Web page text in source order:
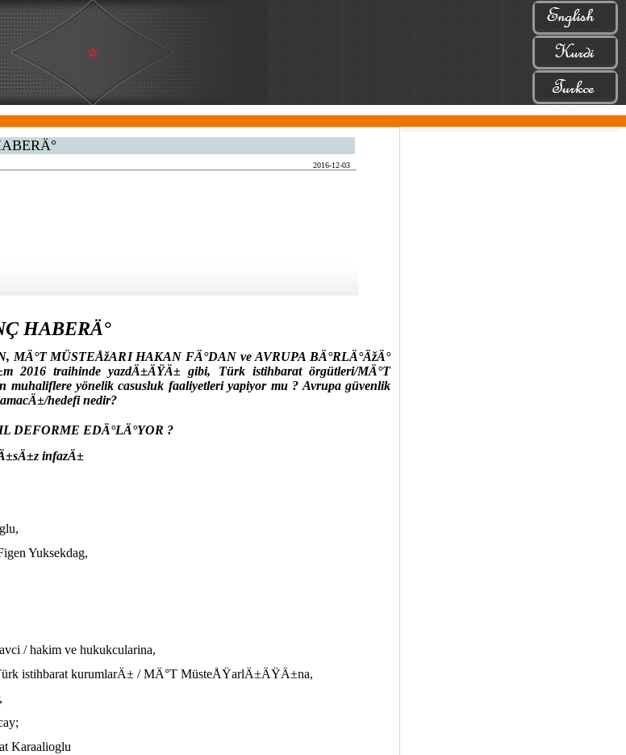
2016-12-03
HABERÄ°
MÄ°T MÜSTEÅžARI HAKAN FÄ°DAN ve AVRUPA BÄ°RLÄ°ÄžÄ°
2016 traihinde yazdÄ±ÄŸÄ± gibi, Türk istihbarat örgütleri/MÄ°T
muhaliflere yönelik casusluk faaliyetleri yapiyor mu ? Avrupa güvenlik
hedefi nedir?
DEFORME EDÄ°LÄ°YOR ?
infazÄ±
Yuksekdag,
/ hakim ve hukukcularina,
istihbarat kurumlarÄ± / MÄ°T MüsteÅŸarlÄ±ÄŸÄ±na,
Karaalioglu